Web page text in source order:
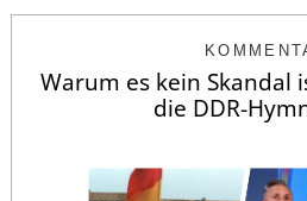
Warum es kein Skandal
die DDR-